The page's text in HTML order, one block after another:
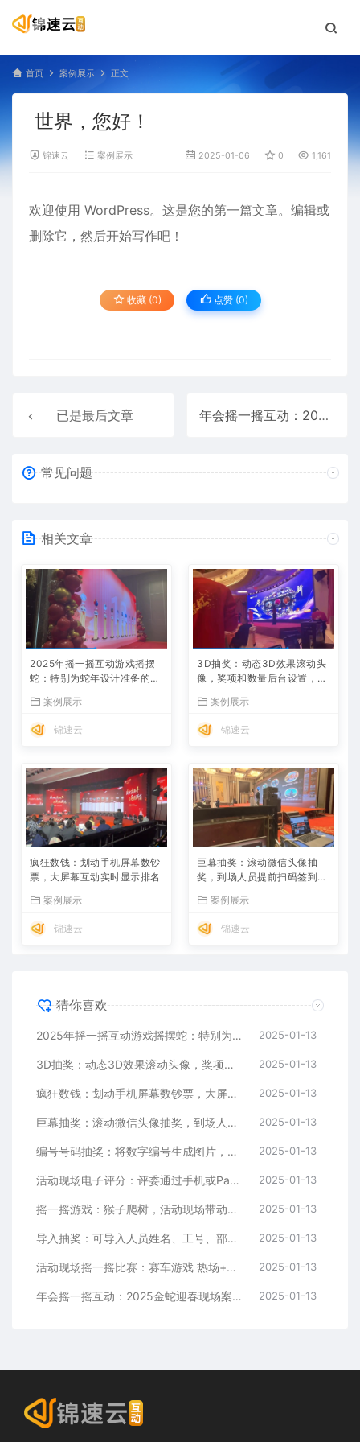
首页 案例展示 正文
世界，您好！
锦速云 案例展示 2025-01-06 0 1,161
欢迎使用 WordPress。这是您的第一篇文章。编辑或
删除它，然后开始写作吧！
收藏 (0) 点赞 (0)
已是最后文章 年会摇一摇互动：2025金蛇迎春现场案例
常见问题
相关文章
2025年摇一摇互动游戏摇摆
蛇：特别为蛇年设计准备的年
案例展示
锦速云
3D抽奖：动态3D效果滚动头
像，奖项和数量后台设置，支
案例展示
锦速云
疯狂数钱：划动手机屏幕数钞
票，大屏幕互动实时显示排名
案例展示
锦速云
巨幕抽奖：滚动微信头像抽
奖，到场人员提前扫码签到，
案例展示
锦速云
猜你喜欢
2025年摇一摇互动游戏摇摆蛇：特别为蛇年设计准备的年会互动小游戏 2025-01-13
3D抽奖：动态3D效果滚动头像，奖项和数量后台设置，支持多种模式 2025-01-13
疯狂数钱：划动手机屏幕数钞票，大屏幕互动实时显示排名 2025-01-13
巨幕抽奖：滚动微信头像抽奖，到场人员提前扫码签到，头像进入奖池 2025-01-13
编号号码抽奖：将数字编号生成图片，导入抽奖系统来抽奖，增添更好效果 2025-01-13
活动现场电子评分：评委通过手机或Pad在大屏幕上实时为选手打分评分 2025-01-13
摇一摇游戏：猴子爬树，活动现场带动气氛相当棒 2025-01-13
导入抽奖：可导入人员姓名、工号、部门等信息来抽取 2025-01-13
活动现场摇一摇比赛：赛车游戏 热场+带动气氛 2025-01-13
年会摇一摇互动：2025金蛇迎春现场案例 2025-01-13